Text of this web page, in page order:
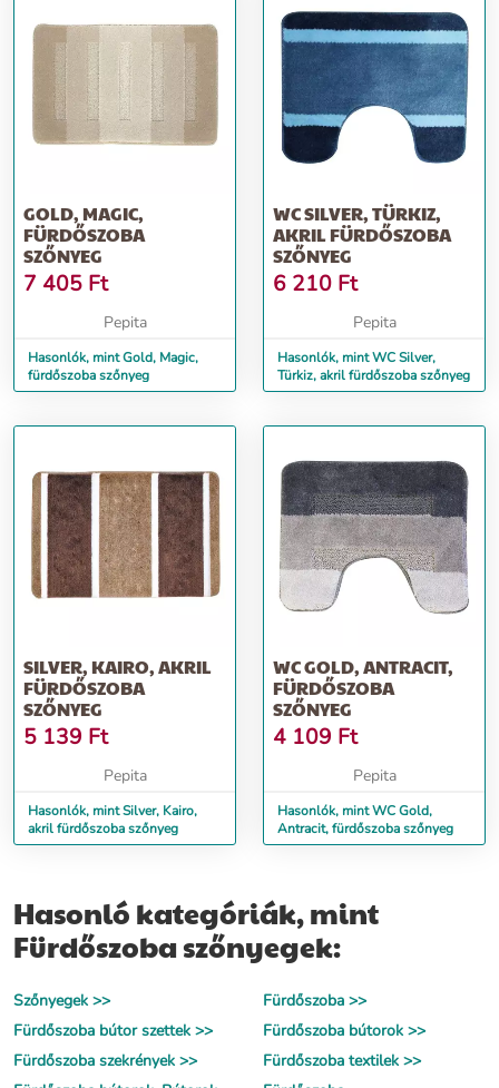
GOLD, MAGIC,
FÜRDŐSZOBA
SZŐNYEG
7 405 Ft
Pepita
Hasonlók, mint Gold, Magic,
fürdőszoba szőnyeg
WC SILVER, TÜRKIZ,
AKRIL FÜRDŐSZOBA
SZŐNYEG
6 210 Ft
Pepita
Hasonlók, mint WC Silver,
Türkiz, akril fürdőszoba szőnyeg
SILVER, KAIRO, AKRIL
FÜRDŐSZOBA
SZŐNYEG
5 139 Ft
Pepita
Hasonlók, mint Silver, Kairo,
akril fürdőszoba szőnyeg
WC GOLD, ANTRACIT,
FÜRDŐSZOBA
SZŐNYEG
4 109 Ft
Pepita
Hasonlók, mint WC Gold,
Antracit, fürdőszoba szőnyeg
Hasonló kategóriák, mint
Fürdőszoba szőnyegek:
Szőnyegek >>
Fürdőszoba >>
Fürdőszoba bútor szettek >>
Fürdőszoba bútorok >>
Fürdőszoba szekrények >>
Fürdőszoba textilek >>